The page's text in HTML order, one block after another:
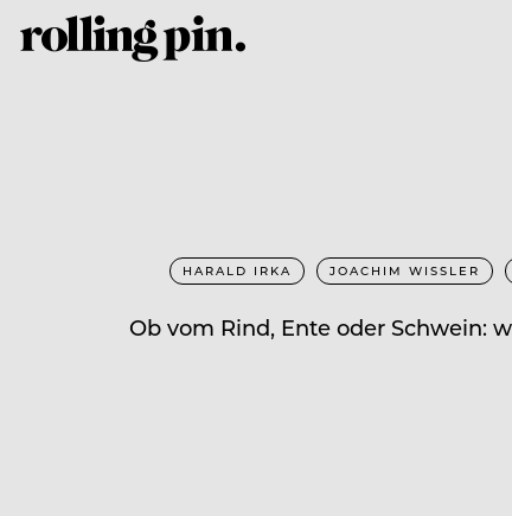
HARALD IRKA JOACHIM WISSLER
Ob vom Rind, Ente oder Schwein: